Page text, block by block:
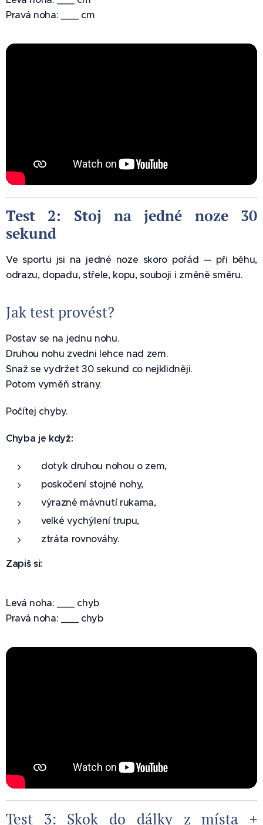
Pravá noha: ___ cm
Test 2: Stoj na jedné noze 30
sekund 🛡️
Ve sportu jsi na jedné noze skoro pořád — při běhu,
odrazu, dopadu, střele, kopu, souboji i změně směru.
Jak test provést?
Postav se na jednu nohu.
Druhou nohu zvedni lehce nad zem.
Snaž se vydržet 30 sekund co nejklidněji.
Potom vyměň strany.
Počítej chyby.
Chyba je když:
dotyk druhou nohou o zem,
poskočení stojné nohy,
výrazné mávnutí rukama,
velké vychýlení trupu,
ztráta rovnováhy.
Zapiš si:
Levá noha: ___ chyb
Pravá noha: ___ chyb
Test 3: Skok do dálky z místa +